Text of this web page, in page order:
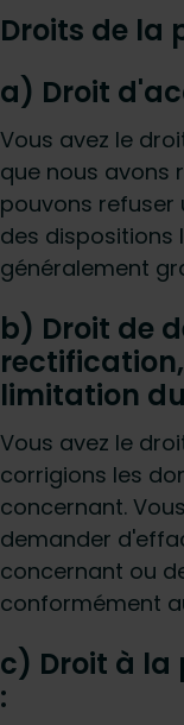
Droits de la
a) Droit
Vous avez le
que nous avons
pouvons refuser
des dispositions
généralement
b) Droit de
limitation
Vous avez le
corrigions les
concernant.
demander
concernant ou
conformément
c) Droit à la
: